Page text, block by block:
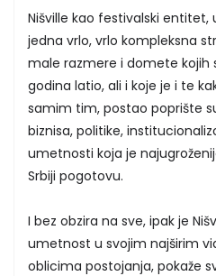
Nišville kao festivalski entitet,
jedna vrlo, vrlo kompleksna
male razmere i domete kojih
godina latio, ali i koje je i te
samim tim, postao poprište
biznisa, politike,
umetnosti koja je
Srbiji pogotovu.
I bez obzira na sve, ipak je
umetnost u svojim najširim
oblicima postojanja, pokaže